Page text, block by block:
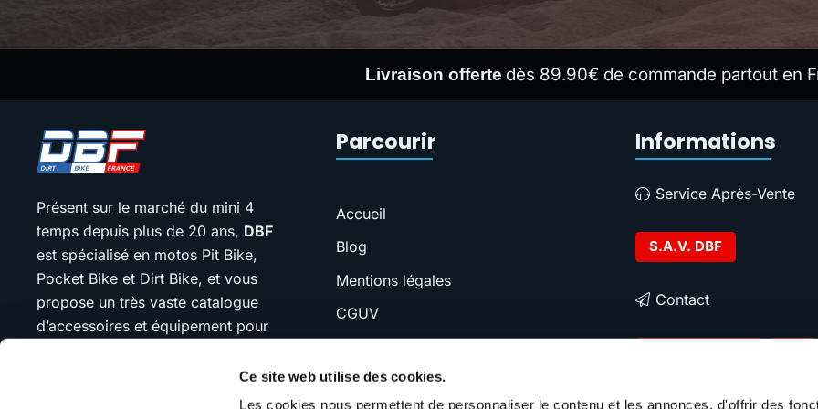
Ce site web utilise des cookies.
Les cookies nous permettent de personnaliser le contenu et les annonces, d'offrir des
Livraison offerte dès 89.90€ de commande partout en
Présent sur le marché du mini 4
temps depuis plus de 20 ans, DBF
est spécialisé en motos Pit Bike,
Pocket Bike et Dirt Bike, et vous
propose un très vaste catalogue
d’accessoires et équipement pour
Notre devise : “jamais plus cher que
Parcourir
Accueil
Blog
Mentions légales
CGUV
SAV
Informations
Service Après-Vente
S.A.V. DBF
Contact